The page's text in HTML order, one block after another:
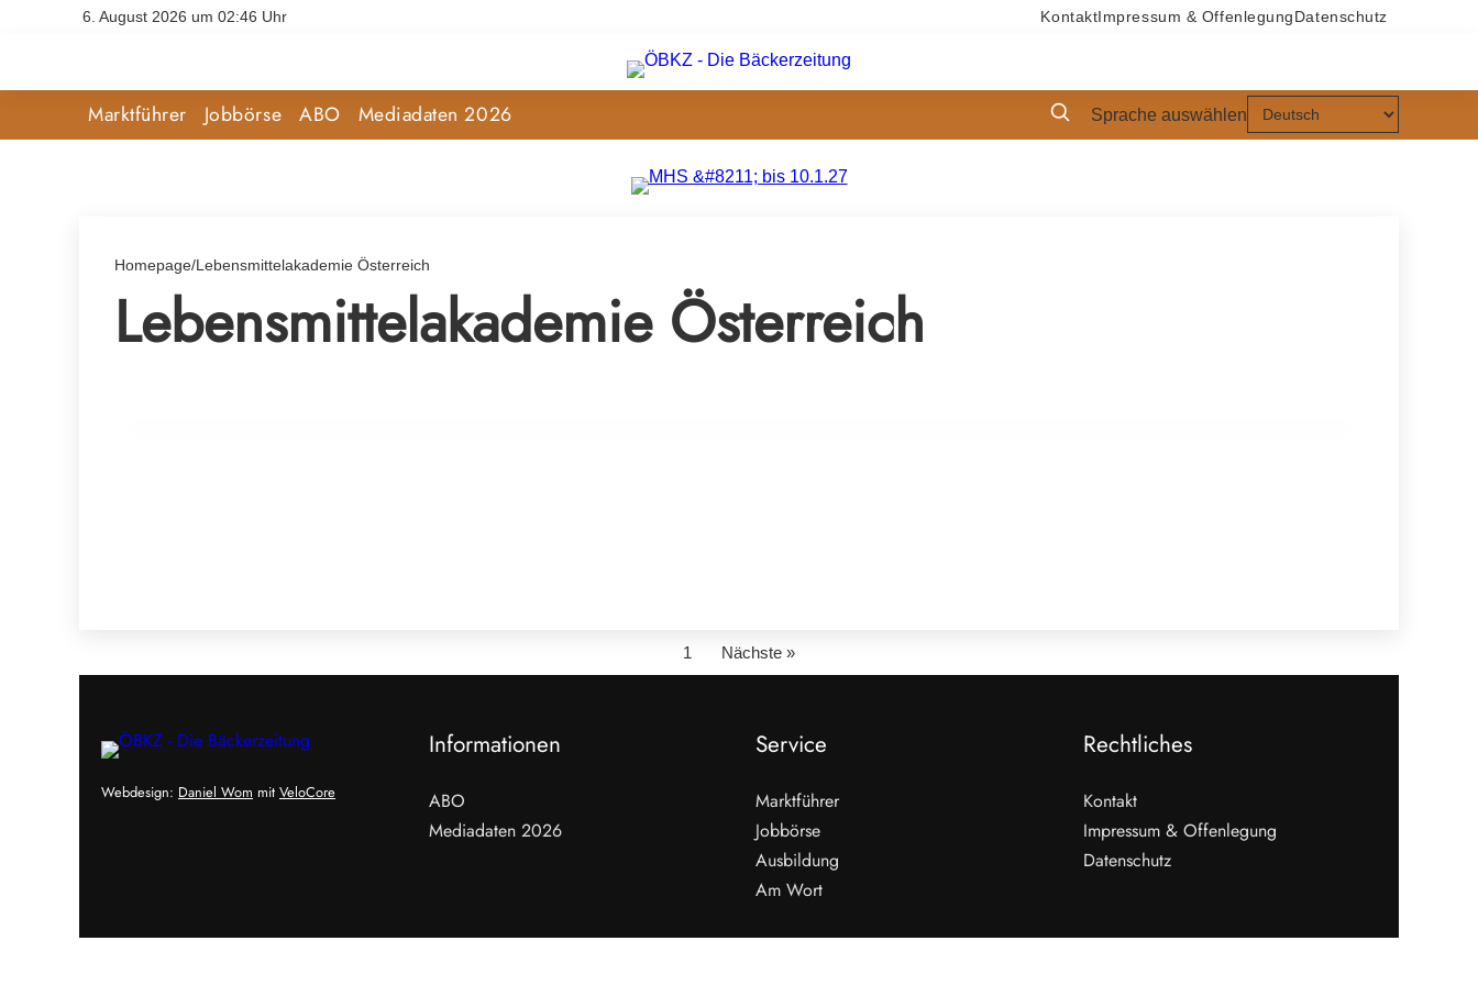
6. August 2026 um 02:46 Uhr Kontakt Impressum & Offenlegung Datenschutz
Marktführer Jobbörse ABO Mediadaten 2026 Sprache auswählen
Homepage/Lebensmittelakademie Österreich
Lebensmittelakademie Österreich
26. Februar 2025
1 Nächste »
Webdesign: Daniel Wom mit VeloCore
Informationen
ABO
Mediadaten 2026
Service
Marktführer
Jobbörse
Ausbildung
Am Wort
Rechtliches
Kontakt
Impressum & Offenlegung
Datenschutz